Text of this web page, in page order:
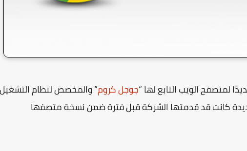
لمتصفح الويب التابع لها “جوجل كروم” والمخصص لنظام التشغيل
عديدة كانت قد قدمتها الشركة قبل فترة ضمن نسخة متصفها